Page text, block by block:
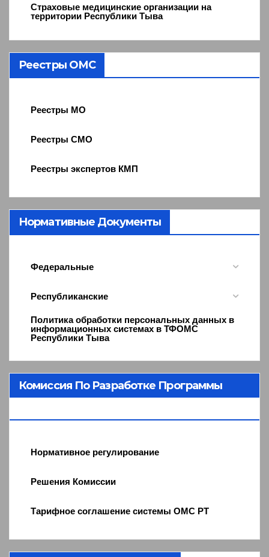
Страховые медицинские организации на
территории Республики Тыва
Реестры ОМС
Реестры МО
Реестры СМО
Реестры экспертов КМП
Нормативные Документы
Федеральные
Республиканские
Политика обработки персональных данных в
информационных системах в ТФОМС
Республики Тыва
Комиссия По Разработке Программы
Нормативное регулирование
Решения Комиссии
Тарифное соглашение системы ОМС РТ